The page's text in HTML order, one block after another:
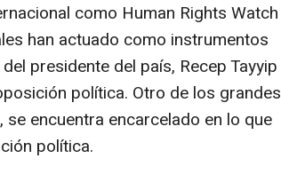
como Human Rights Watch
han actuado como instrumentos
presidente del país, Recep Tayyip
política. Otro de los grandes
encuentra encarcelado en lo que
política.